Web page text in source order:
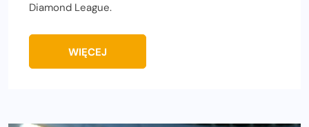
Diamond League.
WIĘCEJ